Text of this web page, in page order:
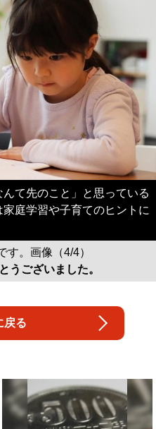
んて先のこと」と思っている
庭学習や子育てのヒントに
す。画像（4/4）
うございました。
戻る